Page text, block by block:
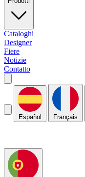
Cataloghi
Designer
Fiere
Notizie
Contatto
Español Français